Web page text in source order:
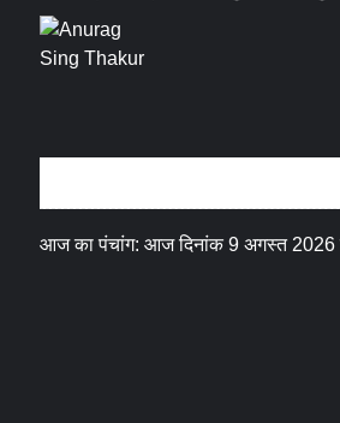
आज का पंचांग: आज दिनांक 9 अगस्त 2026